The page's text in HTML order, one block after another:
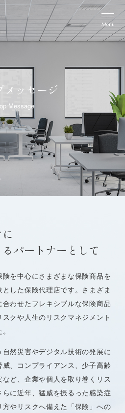
Menu
メッセージ
Message
パートナーとして
を中心にさまざまな保険商品を
した保険代理店です。さまざま
わせたフレキシブルな保険商品
クや人生のリスクマネジメント
然災害やデジタル技術の発展に
、コンプライアンス、少子高齢
ど、企業や個人を取り巻くリス
に近年、猛威を振るった感染症
やリスクへ備えた「保険」への